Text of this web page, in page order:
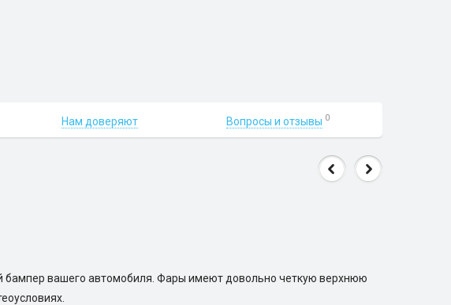
Нам доверяют Вопросы и отзывы 0
бампер вашего автомобиля. Фары имеют довольно четкую верхнюю